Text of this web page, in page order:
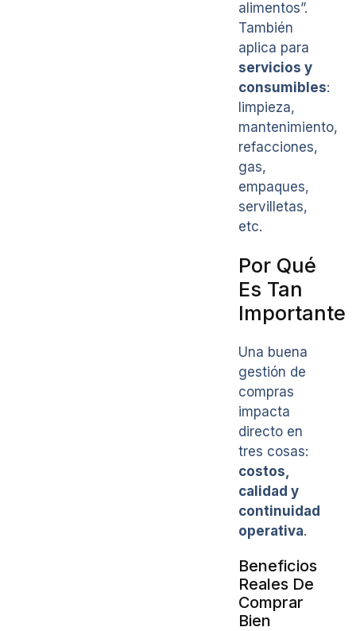
alimentos”.
También
aplica para
servicios y
consumibles:
limpieza,
mantenimiento,
refacciones,
gas,
empaques,
servilletas,
etc.
Por Qué
Es Tan
Importante
Una buena
gestión de
compras
impacta
directo en
tres cosas:
costos,
calidad y
continuidad
operativa.
Beneficios
Reales De
Comprar
Bien